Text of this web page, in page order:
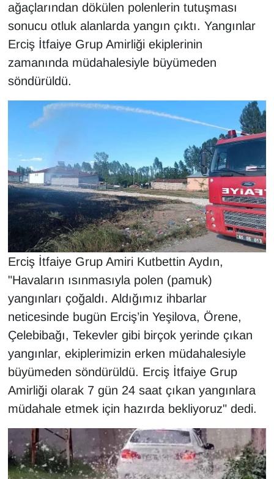
ağaçlarından dökülen polenlerin tutuşması
sonucu otluk alanlarda yangın çıktı. Yangınlar
Erciş İtfaiye Grup Amirliği ekiplerinin
zamanında müdahalesiyle büyümeden
söndürüldü.
Erciş İtfaiye Grup Amiri Kutbettin Aydın,
"Havaların ısınmasıyla polen (pamuk)
yangınları çoğaldı. Aldığımız ihbarlar
neticesinde bugün Erciş’in Yeşilova, Örene,
Çelebibağı, Tekevler gibi birçok yerinde çıkan
yangınlar, ekiplerimizin erken müdahalesiyle
büyümeden söndürüldü. Erciş İtfaiye Grup
Amirliği olarak 7 gün 24 saat çıkan yangınlara
müdahale etmek için hazırda bekliyoruz" dedi.
HABERDE İNSAN
İngilizce
Kadın
Kamu Alımları
Kültür & Sanat
KURDÎ
MAGAZİN
MEDYA
ONE EKONOMİ
POLİTİKA
Resmi İlanlar
RÖPORTAJ
SAĞLIK
Seri İlan